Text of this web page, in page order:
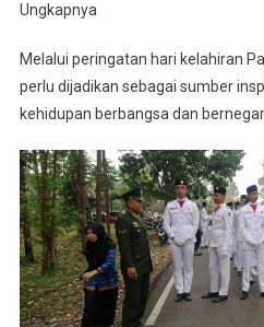
Ungkapnya
Melalui peringatan hari kelahiran
perlu dijadikan sebagai sumber
kehidupan berbangsa dan